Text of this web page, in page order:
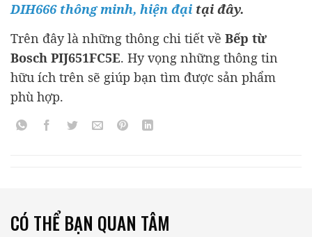
DIH666 thông minh, hiện đại tại đây.
Trên đây là những thông chi tiết về Bếp từ
Bosch PIJ651FC5E. Hy vọng những thông tin
hữu ích trên sẽ giúp bạn tìm được sản phẩm
phù hợp.
CÓ THỂ BẠN QUAN TÂM